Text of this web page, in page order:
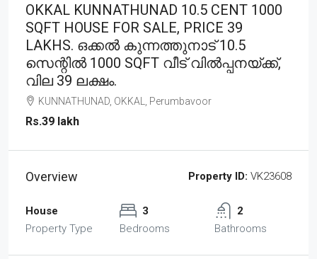
OKKAL KUNNATHUNAD 10.5 CENT 1000
SQFT HOUSE FOR SALE, PRICE 39
LAKHS. ഒക്കൽ കുന്നത്തുനാട് 10.5
സെന്റിൽ 1000 SQFT വീട് വിൽപ്പനയ്ക്ക്,
വില 39 ലക്ഷം.
KUNNATHUNAD, OKKAL, Perumbavoor
Rs.39 lakh
Overview Property ID: VK23608
House
Property Type
3
Bedrooms
2
Bathrooms